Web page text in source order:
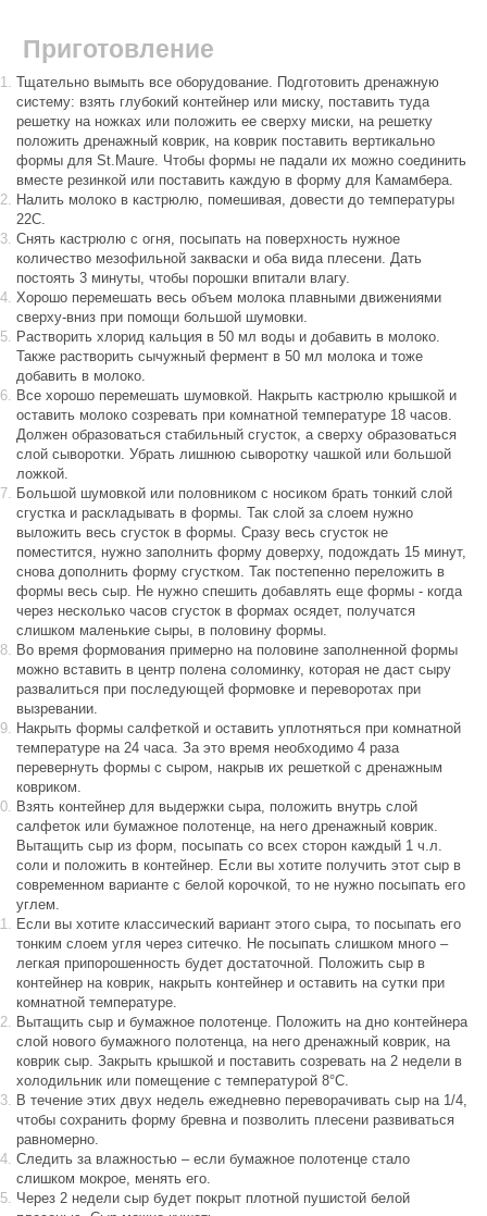
Приготовление
Тщательно вымыть все оборудование. Подготовить дренажную
систему: взять глубокий контейнер или миску, поставить туда
решетку на ножках или положить ее сверху миски, на решетку
положить дренажный коврик, на коврик поставить вертикально
формы для St.Maure. Чтобы формы не падали их можно соединить
вместе резинкой или поставить каждую в форму для Камамбера.
Налить молоко в кастрюлю, помешивая, довести до температуры
22С.
Снять кастрюлю с огня, посыпать на поверхность нужное
количество мезофильной закваски и оба вида плесени. Дать
постоять 3 минуты, чтобы порошки впитали влагу.
Хорошо перемешать весь объем молока плавными движениями
сверху-вниз при помощи большой шумовки.
Растворить хлорид кальция в 50 мл воды и добавить в молоко.
Также растворить сычужный фермент в 50 мл молока и тоже
добавить в молоко.
Все хорошо перемешать шумовкой. Накрыть кастрюлю крышкой и
оставить молоко созревать при комнатной температуре 18 часов.
Должен образоваться стабильный сгусток, а сверху образоваться
слой сыворотки. Убрать лишнюю сыворотку чашкой или большой
ложкой.
Большой шумовкой или половником с носиком брать тонкий слой
сгустка и раскладывать в формы. Так слой за слоем нужно
выложить весь сгусток в формы. Сразу весь сгусток не
поместится, нужно заполнить форму доверху, подождать 15 минут,
снова дополнить форму сгустком. Так постепенно переложить в
формы весь сыр. Не нужно спешить добавлять еще формы - когда
через несколько часов сгусток в формах осядет, получатся
слишком маленькие сыры, в половину формы.
Во время формования примерно на половине заполненной формы
можно вставить в центр полена соломинку, которая не даст сыру
развалиться при последующей формовке и переворотах при
вызревании.
Накрыть формы салфеткой и оставить уплотняться при комнатной
температуре на 24 часа. За это время необходимо 4 раза
перевернуть формы с сыром, накрыв их решеткой с дренажным
ковриком.
Взять контейнер для выдержки сыра, положить внутрь слой
салфеток или бумажное полотенце, на него дренажный коврик.
Вытащить сыр из форм, посыпать со всех сторон каждый 1 ч.л.
соли и положить в контейнер. Если вы хотите получить этот сыр в
современном варианте с белой корочкой, то не нужно посыпать его
углем.
Если вы хотите классический вариант этого сыра, то посыпать его
тонким слоем угля через ситечко. Не посыпать слишком много –
легкая припорошенность будет достаточной. Положить сыр в
контейнер на коврик, накрыть контейнер и оставить на сутки при
комнатной температуре.
Вытащить сыр и бумажное полотенце. Положить на дно контейнера
слой нового бумажного полотенца, на него дренажный коврик, на
коврик сыр. Закрыть крышкой и поставить созревать на 2 недели в
холодильник или помещение с температурой 8°С.
В течение этих двух недель ежедневно переворачивать сыр на 1/4,
чтобы сохранить форму бревна и позволить плесени развиваться
равномерно.
Следить за влажностью – если бумажное полотенце стало
слишком мокрое, менять его.
Через 2 недели сыр будет покрыт плотной пушистой белой